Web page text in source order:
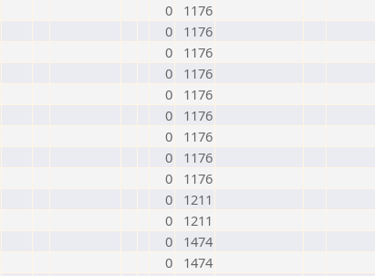
0
1176
0
1176
0
1176
0
1176
0
1176
0
1176
0
1176
0
1176
0
1176
0
1211
0
1211
0
1474
0
1474